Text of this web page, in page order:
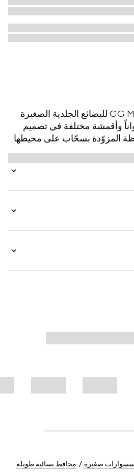
تقدّم مجموعة GG Marmont للبضائع الجلدية الصغيرة
وأقمشة مختلفة في تصميم
المزوّدة بسحّاب على محيطها
من الجلد بظلَّين مختلفين، وتكتمل بشعار G المزدوج
صغيرة محافظ نسائية طويلة